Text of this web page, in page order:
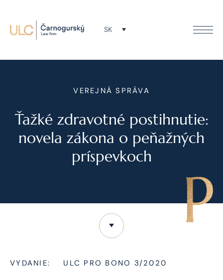
SK
VEREJNÁ SPRÁVA
Ťažké zdravotné postihnutie:
novela zákona o peňažných
príspevkoch
VYDANIE: ULC PRO BONO 3/2020